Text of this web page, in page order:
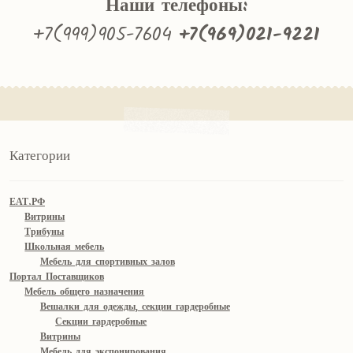
Наши телефоны:
+7(999)905-7604 +7(969)021-9221
Категории
ЕАТ.РФ
Витрины
Трибуны
Школьная мебель
Мебель для спортивных залов
Портал Поставщиков
Мебель общего назначения
Вешалки для одежды, секции гардеробные
Секции гардеробные
Витрины